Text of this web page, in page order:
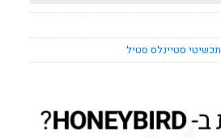
תכשיטי סטיינלס סטיל